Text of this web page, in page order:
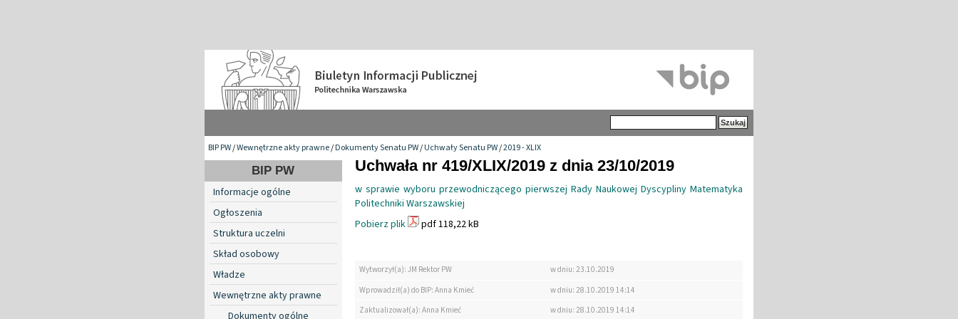
BIP PW/Wewnętrzne akty prawne/Dokumenty Senatu PW/Uchwały Senatu PW/2019 - XLIX
BIP PW
Informacje ogólne
Ogłoszenia
Struktura uczelni
Skład osobowy
Władze
Wewnętrzne akty prawne
Dokumenty ogólne
Uchwała nr 419/XLIX/2019 z dnia 23/10/2019
w sprawie wyboru przewodniczącego pierwszej Rady Naukowej Dyscypliny Matematyka
Politechniki Warszawskiej
Pobierz plik
pdf 118,22 kB
Wytworzył(a): JM Rektor PW
w dniu: 23.10.2019
Wprowadził(a) do BIP: Anna Kmieć
w dniu: 28.10.2019 14:14
Zaktualizował(a): Anna Kmieć
w dniu: 28.10.2019 14:14